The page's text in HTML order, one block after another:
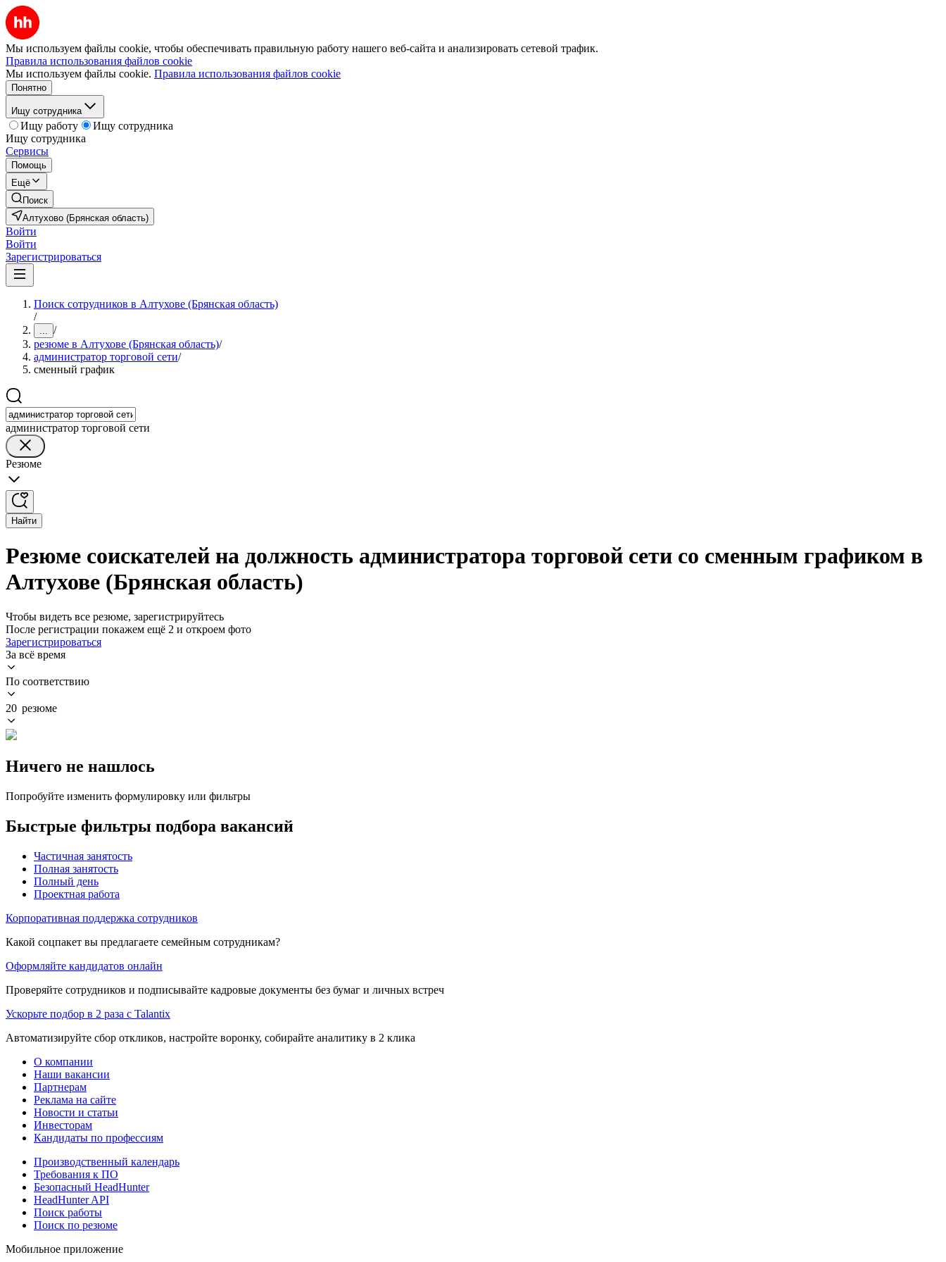
Мы используем файлы cookie, чтобы обеспечивать правильную работу нашего веб-сайта и анализировать сетевой трафик.
Правила использования файлов cookie
Мы используем файлы cookie. Правила использования файлов cookie
Понятно
Ищу сотрудника
Ищу работу
Ищу сотрудника
Ищу сотрудника
Сервисы
Помощь
Ещё
Поиск
Алтухово (Брянская область)
Войти
Войти
Зарегистрироваться
Поиск сотрудников в Алтухове (Брянская область)
/
... /
резюме в Алтухове (Брянская область)/
администратор торговой сети/
сменный график
администратор торговой сети
Резюме
Найти
Резюме соискателей на должность администратора торговой сети со сменным графиком в
Алтухове (Брянская область)
Чтобы видеть все резюме, зарегистрируйтесь
После регистрации покажем ещё 2 и откроем фото
Зарегистрироваться
За всё время
По соответствию
20 резюме
Ничего не нашлось
Попробуйте изменить формулировку или фильтры
Быстрые фильтры подбора вакансий
Частичная занятость
Полная занятость
Полный день
Проектная работа
Корпоративная поддержка сотрудников
Какой соцпакет вы предлагаете семейным сотрудникам?
Оформляйте кандидатов онлайн
Проверяйте сотрудников и подписывайте кадровые документы без бумаг и личных встреч
Ускорьте подбор в 2 раза с Talantix
Автоматизируйте сбор откликов, настройте воронку, собирайте аналитику в 2 клика
О компании
Наши вакансии
Партнерам
Реклама на сайте
Новости и статьи
Инвесторам
Кандидаты по профессиям
Производственный календарь
Требования к ПО
Безопасный HeadHunter
HeadHunter API
Поиск работы
Поиск по резюме
Мобильное приложение